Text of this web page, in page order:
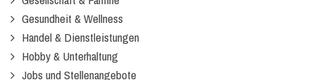
Gesundheit & Wellness
Handel & Dienstleistungen
Hobby & Unterhaltung
Jobs und Stellenangebote